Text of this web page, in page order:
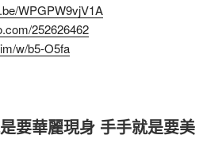
WPGPW9vjV1A
252626462
w/b5-O5fa
要華麗現身 手手就是要美